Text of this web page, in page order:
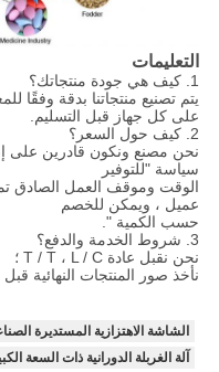
التعليمات
1. كيف هي جودة منتجاتك؟
يتم تصنيع منتجاتنا بدقة وفقًا
على كل جهاز قبل التسليم.
2. كيف حول السعر؟
نحن مصنع ونكون قادرين على
سياسة "للتوفير
الوقت وموقف العمل الصادق
عميل ، ويمكن للخصم
حسب الكمية ".
3. شروط الخدمة والدفع؟
نحن نقبل عادة T / T ، L / C ؛
نأخذ صور المنتجات النهائية قبل
الشاشة الاهتزازية المستديرة
آلة الغربلة الدورانية ذات السعة